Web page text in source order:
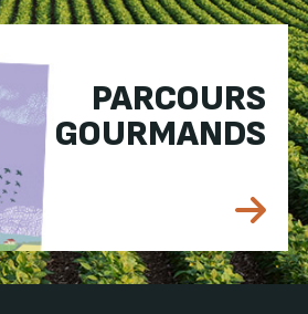
PARCOURS
GOURMANDS